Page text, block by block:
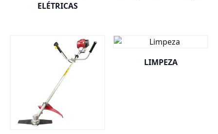
ELÉTRICAS
LIMPEZA